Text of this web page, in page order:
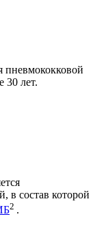
пневмококковой
30 лет.
в состав которой
2 .